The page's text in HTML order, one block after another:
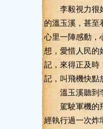
李毅視力很好
的溫玉溪，甚至
心里一陣感動，
想，愛惜人民的
記，來得正及時
記，叫飛機快點
溫玉溪聽到李
駕駛軍機的飛
經執行過一次炸